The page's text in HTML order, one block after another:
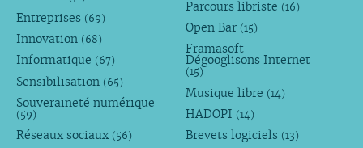
Entreprises (69)
Innovation (68)
Informatique (67)
Sensibilisation (65)
Souveraineté numérique
(59)
Réseaux sociaux (56)
Parcours libriste (16)
Open Bar (15)
Framasoft -
Dégooglisons Internet
(15)
Musique libre (14)
HADOPI (14)
Brevets logiciels (13)